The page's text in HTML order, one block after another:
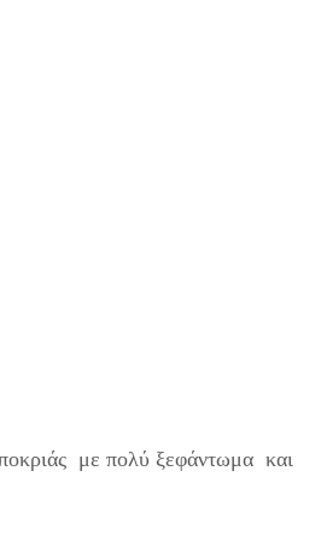
με πολύ ξεφάντωμα και